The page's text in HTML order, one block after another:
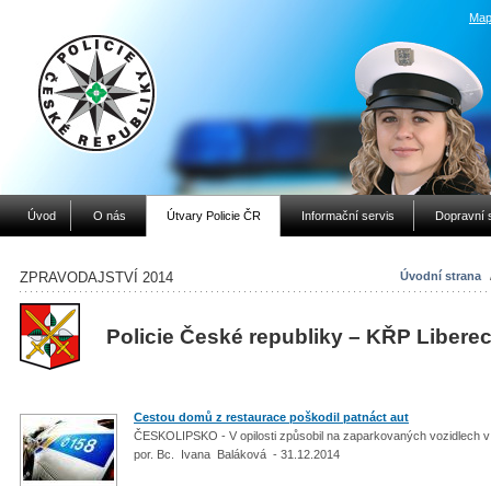
Úvod O nás Útvary Policie ČR Informační servis Dopravní
Úvodní strana
ZPRAVODAJSTVÍ 2014
Policie České republiky – KŘP
Cestou domů z restaurace poškodil patnáct aut
ČESKOLIPSKO - V opilosti způsobil na zaparkovaných
por. Bc. Ivana Baláková - 31.12.2014